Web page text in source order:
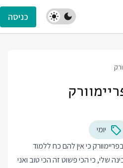
כניסה
יומי
כי אין להם כח ללמוד
שלי, כי הכי פשוט זה הכי טוב ואני